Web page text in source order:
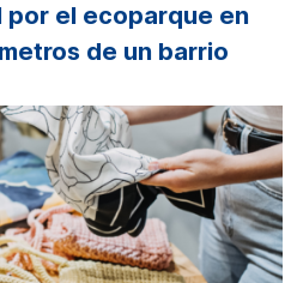
por el ecoparque en
de un barrio